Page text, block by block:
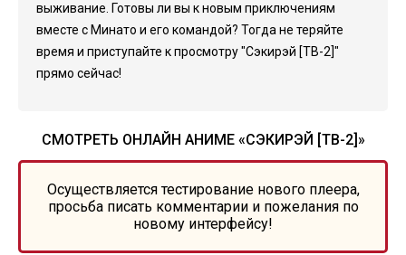
выживание. Готовы ли вы к новым приключениям
вместе с Минато и его командой? Тогда не теряйте
время и приступайте к просмотру "Сэкирэй [ТВ-2]"
прямо сейчас!
СМОТРЕТЬ ОНЛАЙН АНИМЕ «СЭКИРЭЙ [ТВ-2]»
Осуществляется тестирование нового плеера,
просьба писать комментарии и пожелания по
новому интерфейсу!